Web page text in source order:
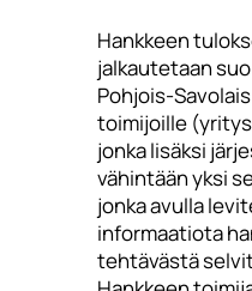
Hankkeen
jalkautetaan
Pohjois-
toimijoille
jonka lisäksi
vähintään yksi
jonka avulla
informaatiota
tehtävästä